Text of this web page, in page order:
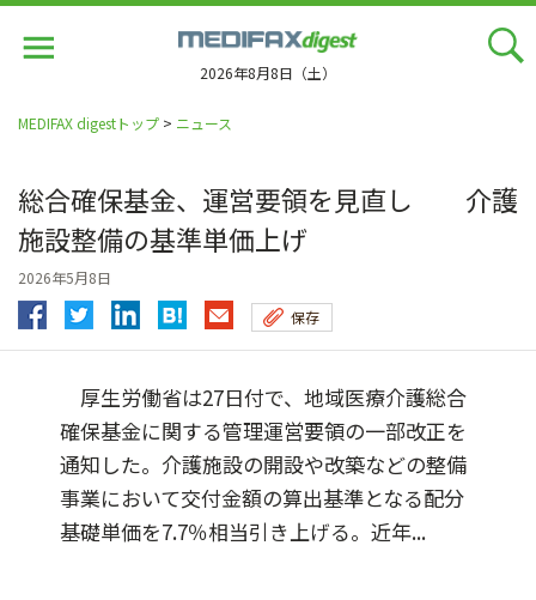
2026年8月8日（土）
MEDIFAX digestトップ > ニュース
総合確保基金、運営要領を見直し 介護
施設整備の基準単価上げ
2026年5月8日
保存
厚生労働省は27日付で、地域医療介護総合
確保基金に関する管理運営要領の一部改正を
通知した。介護施設の開設や改築などの整備
事業において交付金額の算出基準となる配分
基礎単価を7.7％相当引き上げる。近年...